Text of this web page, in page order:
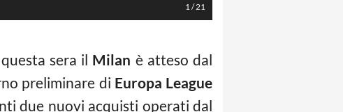
1/21
sera il Milan è atteso dal
preliminare di Europa League
due nuovi acquisti operati dal